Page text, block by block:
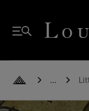
Menu
Louvre -
Retour à
See all